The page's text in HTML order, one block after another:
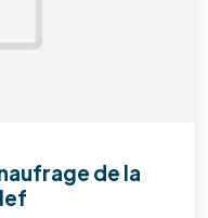
de la